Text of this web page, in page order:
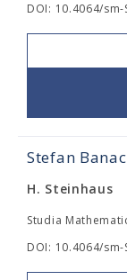
DOI: 10.4064/
Stefan
H. Steinhaus
Studia
DOI: 10.4064/